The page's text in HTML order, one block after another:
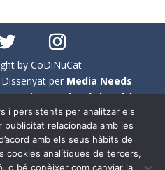
by CoDiNuCat
per Media Needs
aCoDiNuCat |Avís legal|
cookies
compte l'ús no sexista del
i a causa de la seva
i persistents per analitzar els
relacionada amb les
amb els seus hàbits de
cookies analítiques de tercers,
o bé conèixer com canviar la